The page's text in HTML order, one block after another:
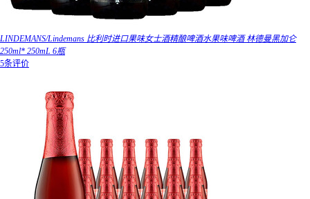
LINDEMANS/Lindemans 比利时进口果味女士酒精酿啤酒水果味啤酒 林德曼黑加仑
250ml* 250mL 6瓶
5条评价